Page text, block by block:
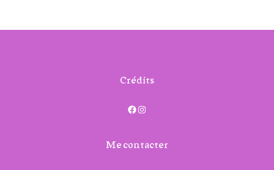
Crédits
Facebook
Instagram
Me contacter